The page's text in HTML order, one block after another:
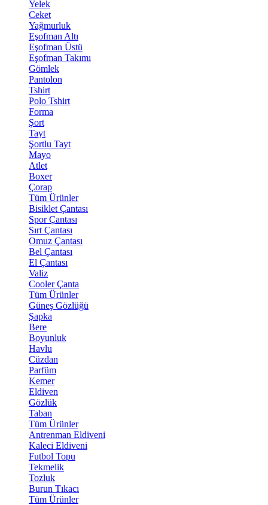
Yelek
Ceket
Yağmurluk
Eşofman Altı
Eşofman Üstü
Eşofman Takımı
Gömlek
Pantolon
Tshirt
Polo Tshirt
Forma
Şort
Tayt
Şortlu Tayt
Mayo
Atlet
Boxer
Çorap
Tüm Ürünler
Bisiklet Çantası
Spor Çantası
Sırt Çantası
Omuz Çantası
Bel Çantası
El Çantası
Valiz
Cooler Çanta
Tüm Ürünler
Güneş Gözlüğü
Şapka
Bere
Boyunluk
Havlu
Cüzdan
Parfüm
Kemer
Eldiven
Gözlük
Taban
Tüm Ürünler
Antrenman Eldiveni
Kaleci Eldiveni
Futbol Topu
Tekmelik
Tozluk
Burun Tıkacı
Tüm Ürünler